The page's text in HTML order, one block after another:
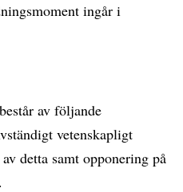
ingår i
av följande
vetenskapligt
detta samt opponering på